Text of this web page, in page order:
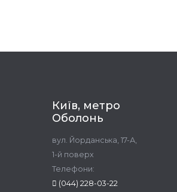
Київ, метро
Оболонь
вул. Йорданська, 17-А,
1-й поверх
Телефони:
(044) 228-03-22